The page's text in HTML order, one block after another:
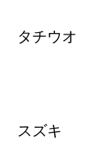
タチウオ
スズキ